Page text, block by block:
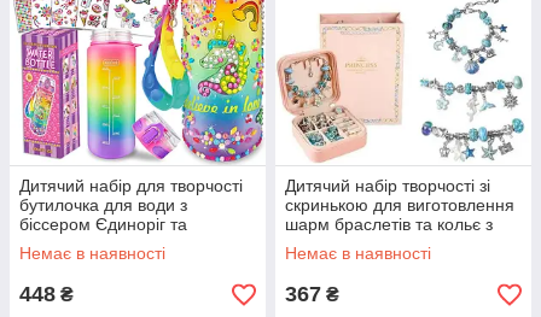
Дитячий набір для творчості
бутилочка для води з
біссером Єдиноріг та
Веселка
Немає в наявності
448 ₴
Дитячий набір творчості зі
скринькою для виготовлення
шарм браслетів та кольє з
намистин (у наборі 67
елементів: 3 браслети, 3
Немає в наявності
367 ₴